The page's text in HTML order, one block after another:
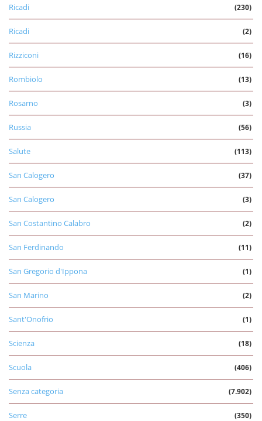
Ricadi (230)
Ricadi (2)
Rizziconi (16)
Rombiolo (13)
Rosarno (3)
Russia (56)
Salute (113)
San Calogero (37)
San Calogero (3)
San Costantino Calabro (2)
San Ferdinando (11)
San Gregorio d'Ippona (1)
San Marino (2)
Sant'Onofrio (1)
Scienza (18)
Scuola (406)
Senza categoria (7.902)
Serre (350)